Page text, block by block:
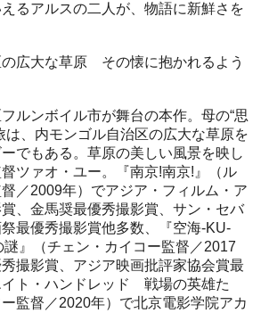
るアルスの二人が、物語に新鮮さを
広大な草原 その懐に抱かれるよう
ルンボイル市が舞台の本作。母の“思
は、内モンゴル自治区の広大な草原を
でもある。草原の美しい風景を映し
ツァオ・ユー。『南京!南京!』（ル
／2009年）でアジア・フィルム・ア
、金馬奨最優秀撮影賞、サン・セバ
最優秀撮影賞他多数、『空海-KU-
謎』（チェン・カイコー監督／2017
撮影賞、アジア映画批評家協会賞最
ト・ハンドレッド 戦場の英雄た
監督／2020年）で北京電影学院アカ